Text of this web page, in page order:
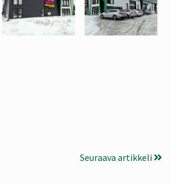
Seuraava artikkeli